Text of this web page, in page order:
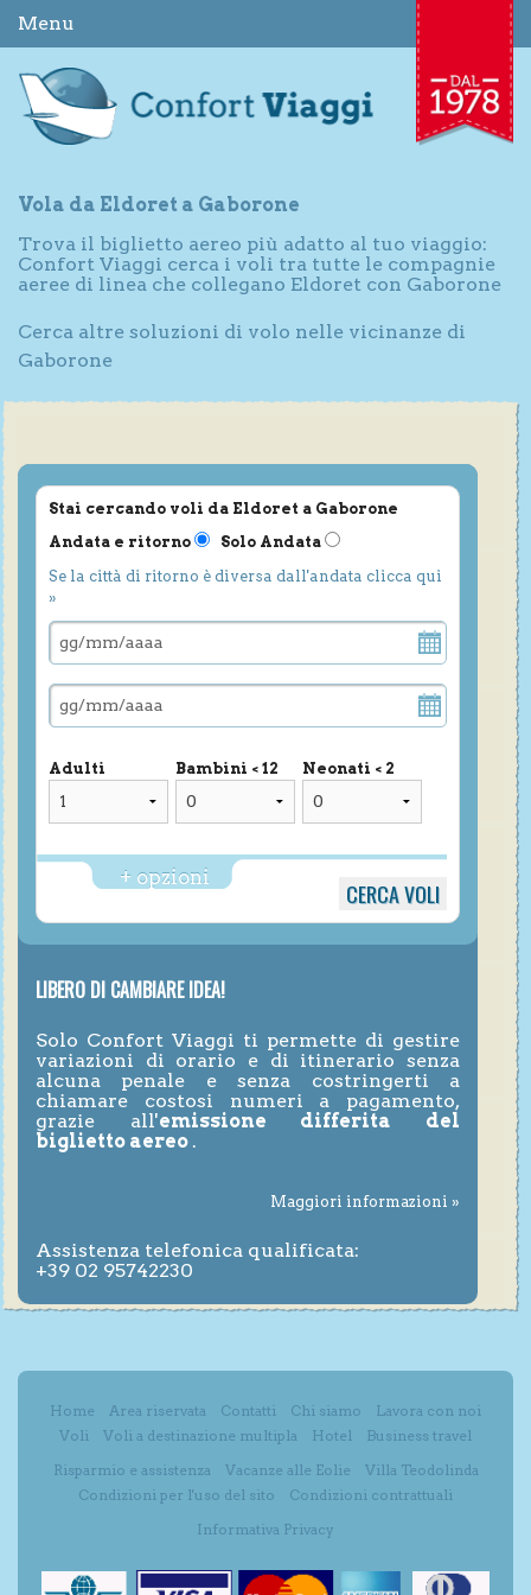
Menu
Vola da Eldoret a Gaborone
Trova il biglietto aereo più adatto al tuo viaggio:
Confort Viaggi cerca i voli tra tutte le compagnie
aeree di linea che collegano Eldoret con Gaborone
Cerca altre soluzioni di volo nelle vicinanze di
Gaborone
Stai cercando voli da Eldoret a Gaborone
Andata e ritorno
Solo Andata
Se la città di ritorno è diversa dall'andata clicca qui
»
Adulti Bambini < 12 Neonati < 2
+ opzioni
LIBERO DI CAMBIARE IDEA!
Solo Confort Viaggi ti permette di gestire
variazioni di orario e di itinerario senza
alcuna penale e senza costringerti a
chiamare costosi numeri a pagamento,
grazie all'emissione differita del
biglietto aereo .
Maggiori informazioni »
Assistenza telefonica qualificata:
+39 02 95742230
Home Area riservata Contatti Chi siamo
Lavora con noi
Voli
Voli a destinazione multipla Hotel
Business travel
Risparmio e assistenza
Vacanze alle Eolie
Villa Teodolinda
Condizioni per l'uso del sito
Condizioni contrattuali
Informativa Privacy